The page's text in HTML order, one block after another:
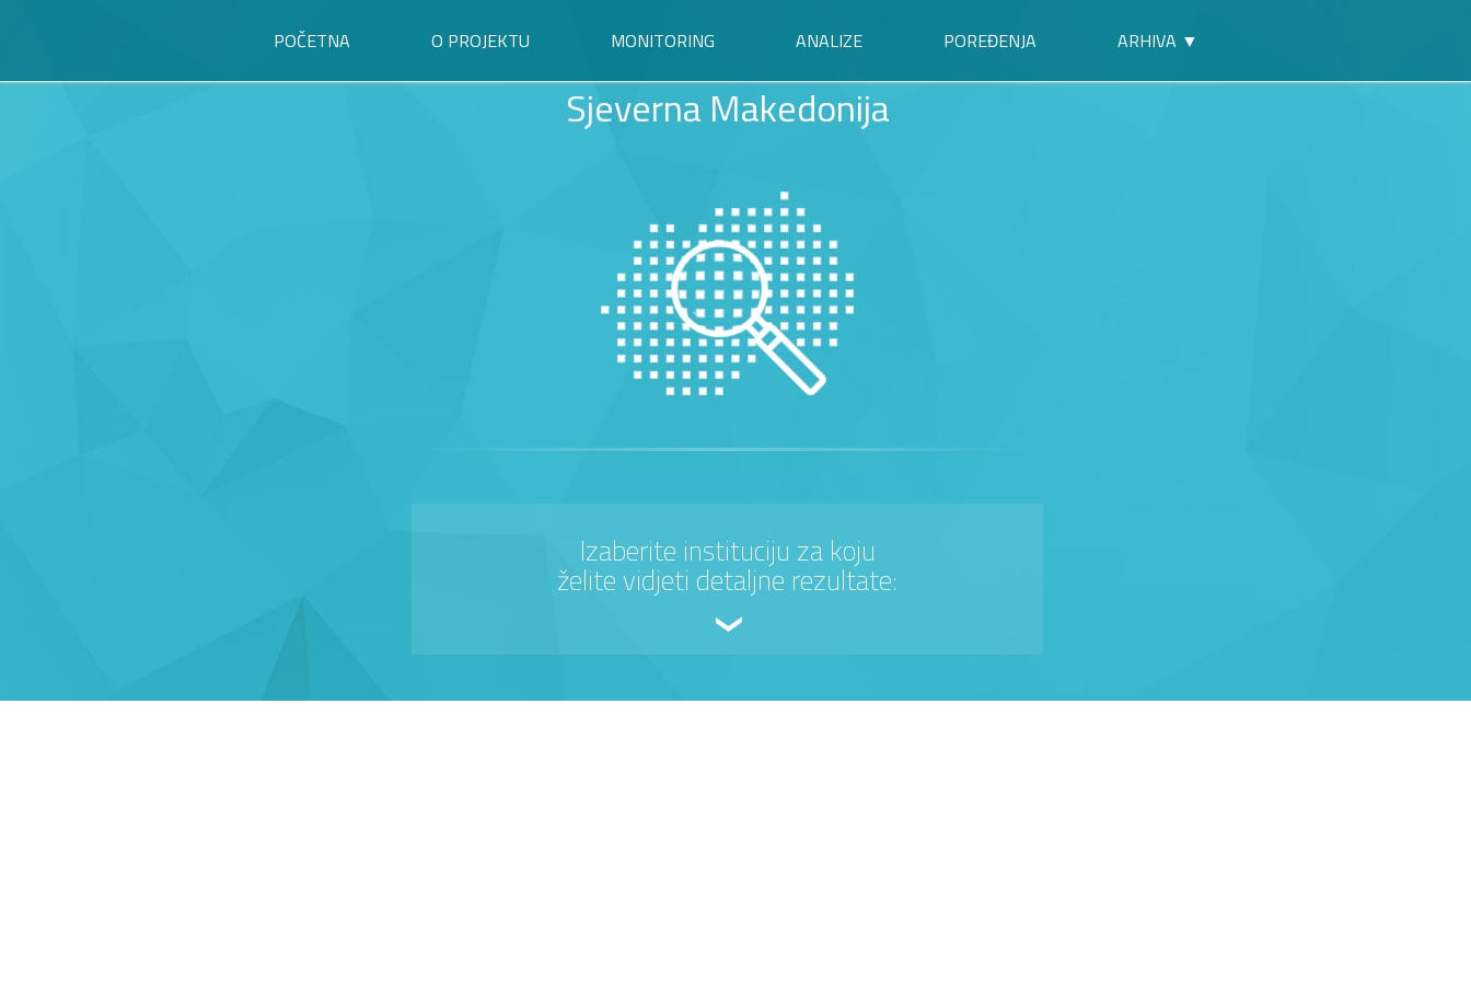
POČETNA O PROJEKTU MONITORING ANALIZE POREĐENJA ARHIVA ▼
Sjeverna Makedonija
Izaberite instituciju za koju
želite vidjeti detaljne rezultate: